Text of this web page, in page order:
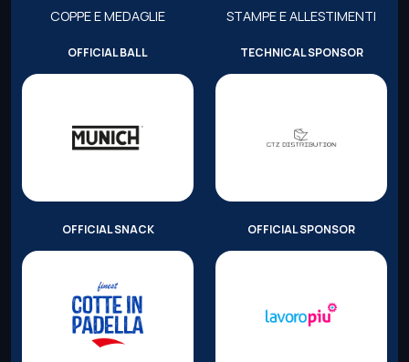
COPPE E MEDAGLIE STAMPE E ALLESTIMENTI
OFFICIAL BALL TECHNICAL SPONSOR
OFFICIAL SNACK OFFICIAL SPONSOR